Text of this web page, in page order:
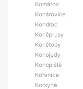
Komárov
Konárovice
Kondrac
Koněprusy
Konětopy
Konojedy
Konopiště
Kořenice
Korkyně